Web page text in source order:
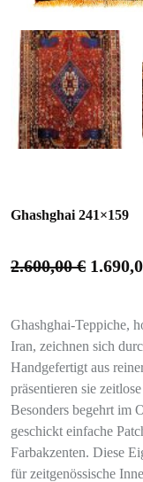
Ghashghai 241×159
2.600,00€
Ghashghai-Teppiche,
Iran, zeichnen sich
Handgefertigt aus
präsentieren sie
Besonders begehrt im
geschickt einfache
Farbakzenten. Diese
für zeitgenössische